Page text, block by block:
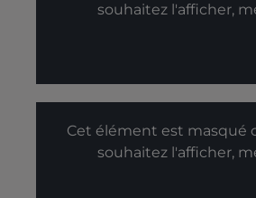
souhaitez l'afficher,
Cet élément est masqué
souhaitez l'afficher,